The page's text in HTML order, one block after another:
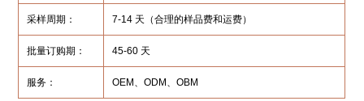
采样周期： 7-14 天（合理的样品费和运费）
批量订购期： 45-60 天
服务： OEM、ODM、OBM